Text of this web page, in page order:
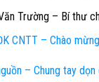
Trường – Bí thư
CNTT – Chào
– Chung tay